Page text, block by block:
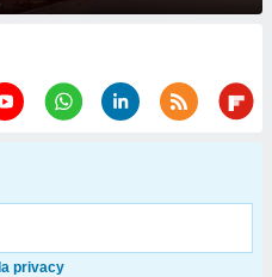
privacy